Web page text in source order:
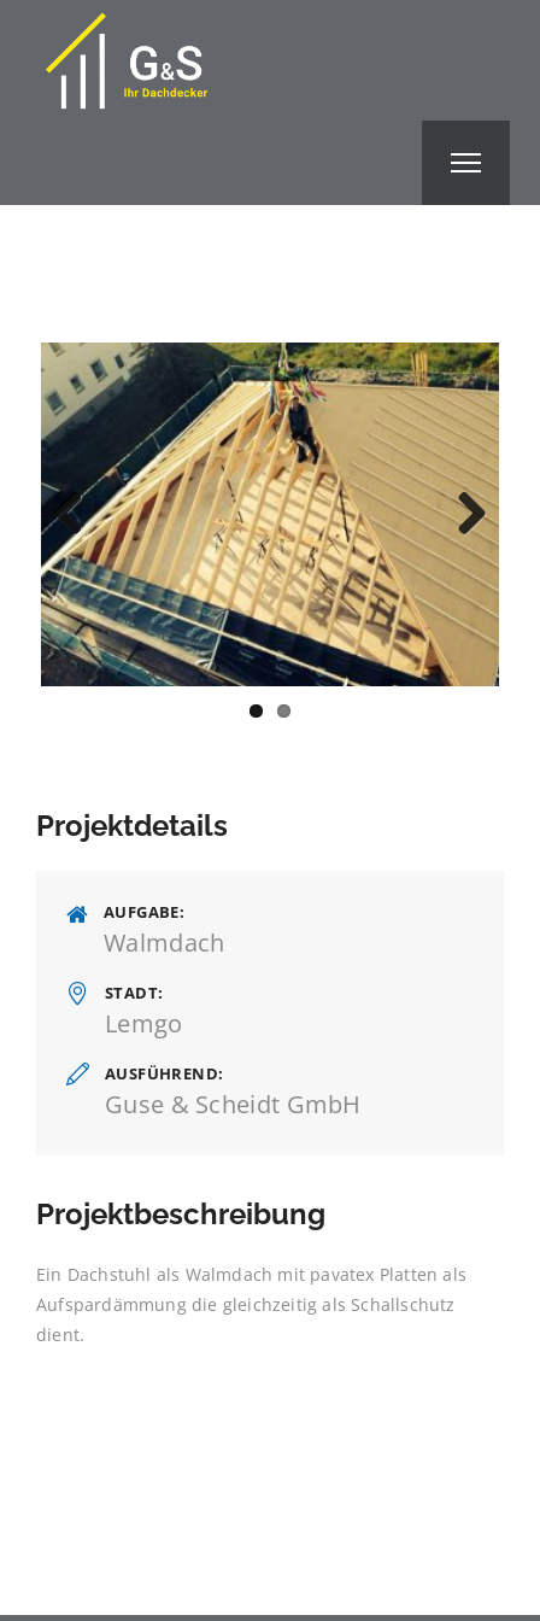
Previous Next
Projektdetails
AUFGABE
Walmdach
STADT
Lemgo
AUSFÜHREND
Guse & Scheidt GmbH
Projektbeschreibung
Ein Dachstuhl als Walmdach mit pavatex Platten als
Aufspardämmung die gleichzeitig als Schallschutz
dient.